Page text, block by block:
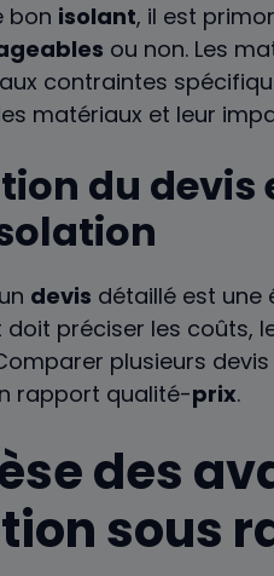
bon isolant, il est
ou non. Les
contraintes
matériaux et leur
du
devis détaillé est une
préciser les coûts,
plusieurs
rapport qualité-prix.
des
sous